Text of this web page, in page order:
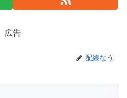
広告
配線なう